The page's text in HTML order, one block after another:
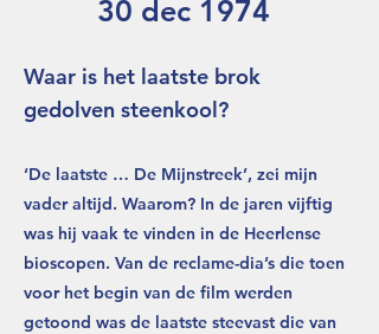
30 dec 1974
Waar is het laatste brok
gedolven steenkool?
‘De laatste … De Mijnstreek’, zei mijn
vader altijd. Waarom? In de jaren vijftig
was hij vaak te vinden in de Heerlense
bioscopen. Van de reclame-dia’s die toen
voor het begin van de film werden
getoond was de laatste steevast die van